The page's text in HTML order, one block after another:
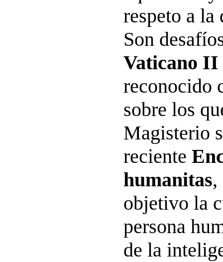
respeto a la
Son
Vaticano II
reconocido
sobre los
Magisterio
reciente
humanitas,
objetivo la
persona
de la